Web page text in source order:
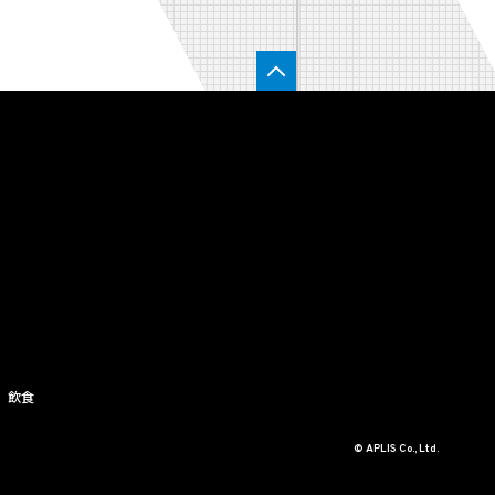
© APLIS Co., Ltd.
飲食